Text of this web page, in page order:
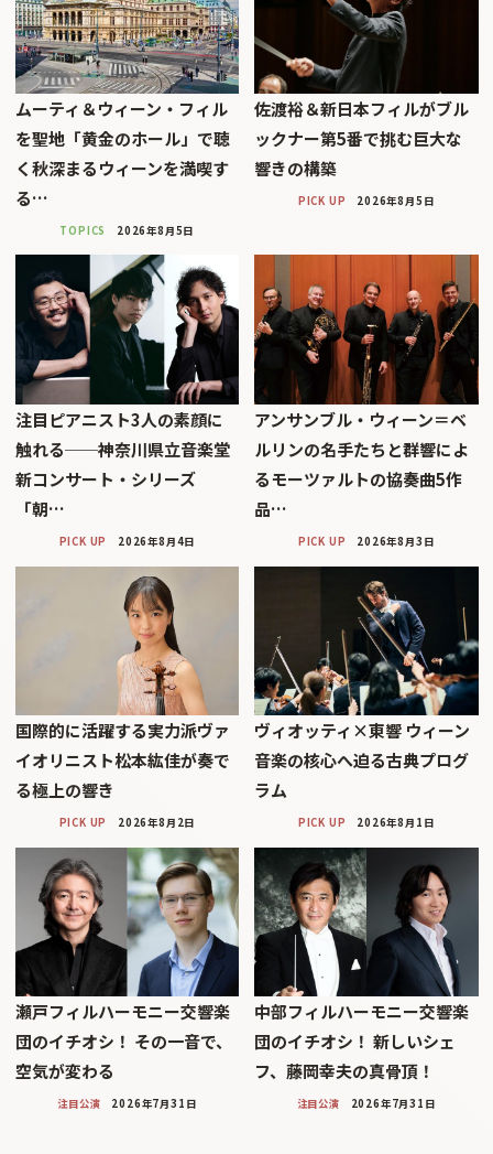
ムーティ＆ウィーン・フィル
を聖地「黄金のホール」で聴
く秋深まるウィーンを満喫す
る…
TOPICS 2026年8月5日
佐渡裕＆新日本フィルがブル
ックナー第5番で挑む巨大な
響きの構築
PICK UP 2026年8月5日
注目ピアニスト3人の素顔に
触れる──神奈川県立音楽堂
新コンサート・シリーズ
「朝…
PICK UP 2026年8月4日
アンサンブル・ウィーン＝ベ
ルリンの名手たちと群響によ
るモーツァルトの協奏曲5作
品…
PICK UP 2026年8月3日
国際的に活躍する実力派ヴァ
イオリニスト松本紘佳が奏で
る極上の響き
PICK UP 2026年8月2日
ヴィオッティ×東響 ウィーン
音楽の核心へ迫る古典プログ
ラム
PICK UP 2026年8月1日
瀬戸フィルハーモニー交響楽
団のイチオシ！ その一音で、
空気が変わる
注目公演 2026年7月31日
中部フィルハーモニー交響楽
団のイチオシ！ 新しいシェ
フ、藤岡幸夫の真骨頂！
注目公演 2026年7月31日